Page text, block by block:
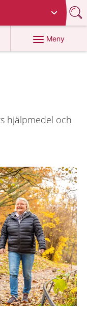
Meny
hjälpmedel och